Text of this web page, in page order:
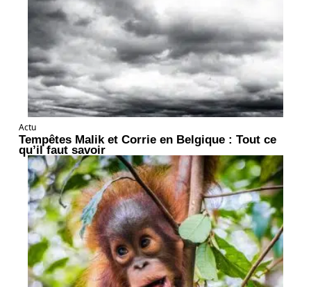
Actu
Tempêtes Malik et Corrie en Belgique : Tout ce
qu’il faut savoir